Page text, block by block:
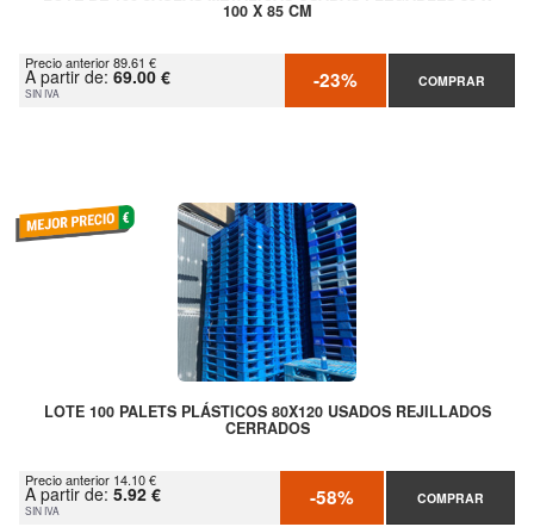
100 X 85 CM
Precio anterior 89.61 €
A partir de: 69.00 €
SIN IVA -23% COMPRAR
LOTE 100 PALETS PLÁSTICOS 80X120 USADOS REJILLADOS
CERRADOS
Precio anterior 14.10 €
A partir de: 5.92 €
SIN IVA -58% COMPRAR